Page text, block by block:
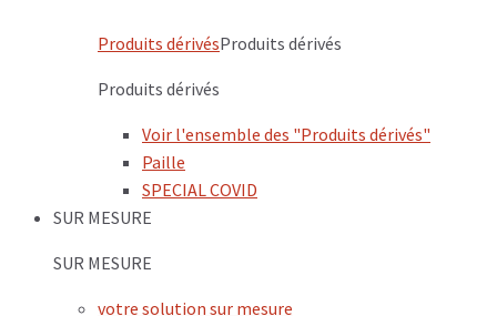
Produits dérivésProduits dérivés
Produits dérivés
Voir l'ensemble des "Produits dérivés"
Paille
SPECIAL COVID
SUR MESURE
SUR MESURE
votre solution sur mesure